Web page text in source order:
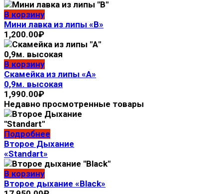
В корзину
Мини лавка из липы «В»
1,200.00₽
В корзину
Скамейка из липы «А»
0,9м. высокая
1,990.00₽
Недавно просмотренные товары
Подробнее
Второе Дыхание
«Standart»
В корзину
Второе дыхание «Black»